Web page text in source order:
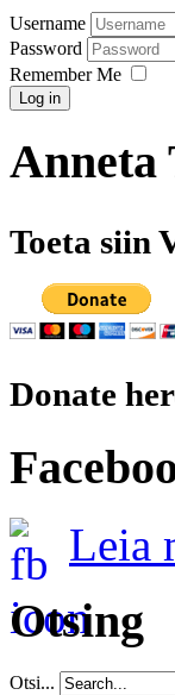
Username
Password
Remember Me
Log in
Anneta
Toeta siin
Donate
Leia
Otsing
Otsi...